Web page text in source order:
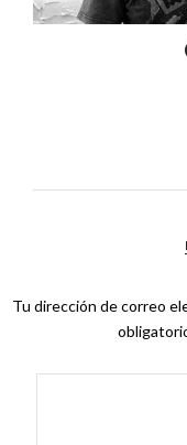
Tu dirección de correo